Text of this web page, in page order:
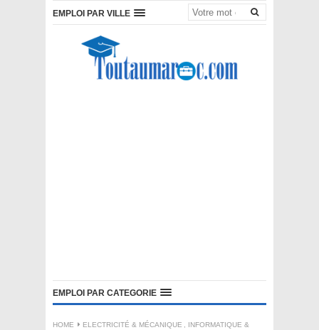
EMPLOI PAR VILLE
EMPLOI PAR CATEGORIE
HOME ELECTRICITÉ & MÉCANIQUE ,
INFORMATIQUE &